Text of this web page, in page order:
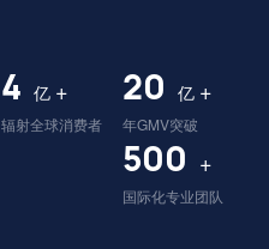
4 亿 +
辐射全球消费者
20 亿 +
年GMV突破
500 +
国际化专业团队